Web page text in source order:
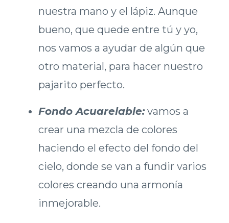
nuestra mano y el lápiz. Aunque
bueno, que quede entre tú y yo,
nos vamos a ayudar de algún que
otro material, para hacer nuestro
pajarito perfecto.
Fondo Acuarelable:vamos a
crear una mezcla de colores
haciendo el efecto del fondo del
cielo, donde se van a fundir varios
colores creando una armonía
inmejorable.